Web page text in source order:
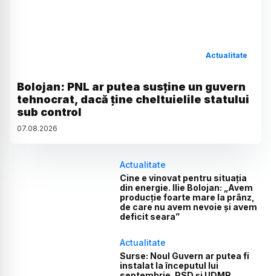
Actualitate
Bolojan: PNL ar putea susține un guvern
tehnocrat, dacă ține cheltuielile statului
sub control
07.08.2026
Actualitate
Cine e vinovat pentru situația
din energie. Ilie Bolojan: „Avem
producție foarte mare la prânz,
de care nu avem nevoie și avem
deficit seara”
Actualitate
Surse: Noul Guvern ar putea fi
instalat la începutul lui